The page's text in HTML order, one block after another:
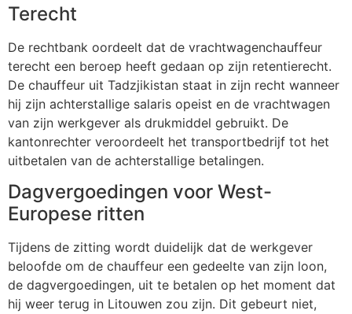
Terecht
De rechtbank oordeelt dat de vrachtwagenchauffeur
terecht een beroep heeft gedaan op zijn retentierecht.
De chauffeur uit Tadzjikistan staat in zijn recht wanneer
hij zijn achterstallige salaris opeist en de vrachtwagen
van zijn werkgever als drukmiddel gebruikt. De
kantonrechter veroordeelt het transportbedrijf tot het
uitbetalen van de achterstallige betalingen.
Dagvergoedingen voor West-
Europese ritten
Tijdens de zitting wordt duidelijk dat de werkgever
beloofde om de chauffeur een gedeelte van zijn loon,
de dagvergoedingen, uit te betalen op het moment dat
hij weer terug in Litouwen zou zijn. Dit gebeurt niet,